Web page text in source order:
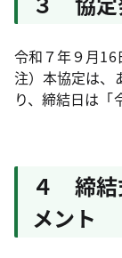
令和７年９月16
注）本協定は、
り、締結日は「
４ 締結
メント